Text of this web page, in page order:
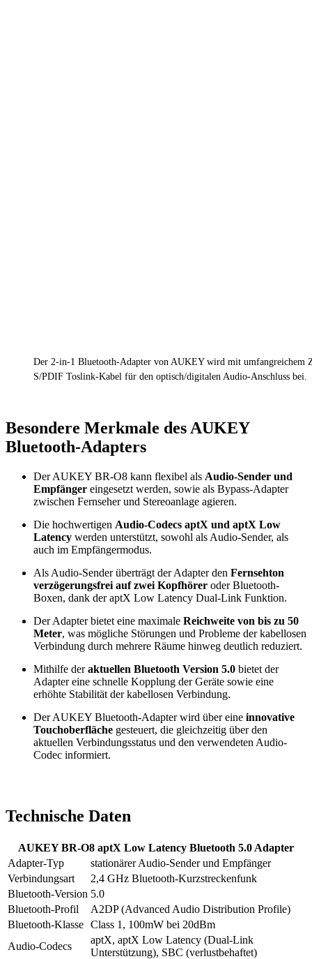
Der 2-in-1 Bluetooth-Adapter von AUKEY wird mit umfangreichem
S/PDIF Toslink-Kabel für den optisch/digitalen Audio-Anschluss bei.
Besondere Merkmale des AUKEY
Bluetooth-Adapters
Der AUKEY BR-O8 kann flexibel als Audio-Sender und
Empfänger eingesetzt werden, sowie als Bypass-Adapter
zwischen Fernseher und Stereoanlage agieren.
Die hochwertigen Audio-Codecs aptX und aptX Low
Latency werden unterstützt, sowohl als Audio-Sender, als
auch im Empfängermodus.
Als Audio-Sender überträgt der Adapter den Fernsehton
verzögerungsfrei auf zwei Kopfhörer oder Bluetooth-
Boxen, dank der aptX Low Latency Dual-Link Funktion.
Der Adapter bietet eine maximale Reichweite von bis zu 50
Meter, was mögliche Störungen und Probleme der kabellosen
Verbindung durch mehrere Räume hinweg deutlich reduziert.
Mithilfe deraktuellen Bluetooth Version 5.0 bietet der
Adapter eine schnelle Kopplung der Geräte sowie eine
erhöhte Stabilität der kabellosen Verbindung.
Der AUKEY Bluetooth-Adapter wird über eine innovative
Touchoberfläche gesteuert, die gleichzeitig über den
aktuellen Verbindungsstatus und den verwendeten Audio-
Codec informiert.
Technische Daten
AUKEY BR-O8 aptX Low Latency Bluetooth 5.0 Adapter
Adapter-Typ
stationärer Audio-Sender und Empfänger
Verbindungsart
2,4 GHz Bluetooth-Kurzstreckenfunk
Bluetooth-Version 5.0
Bluetooth-Profil
A2DP (Advanced Audio Distribution Profile)
Bluetooth-Klasse Class 1, 100mW bei 20dBm
Audio-Codecs
aptX, aptX Low Latency (Dual-Link
Unterstützung), SBC (verlustbehaftet)